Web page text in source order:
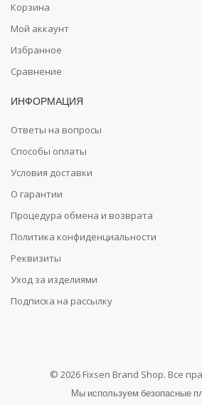
Корзина
Мой аккаунт
Избранное
Сравнение
ИНФОРМАЦИЯ
Ответы на вопросы
Способы оплаты
Условия доставки
О гарантии
Процедура обмена и возврата
Политика конфиденциальности
Реквизиты
Уход за изделиями
Подписка на рассылку
© 2026 Fixsen Brand Shop. Все
Мы используем безопасные